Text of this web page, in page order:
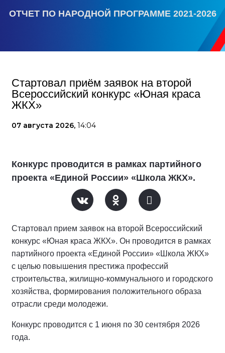
ОТЧЕТ ПО НАРОДНОЙ ПРОГРАММЕ 2021-2026
Стартовал приём заявок на второй
Всероссийский конкурс «Юная краса
ЖКХ»
07 августа 2026, 14:04
Конкурс проводится в рамках партийного
проекта «Единой России» «Школа ЖКХ».
Стартовал прием заявок на второй Всероссийский
конкурс «Юная краса ЖКХ». Он проводится в рамках
партийного проекта «Единой России» «Школа ЖКХ»
с целью повышения престижа профессий
строительства, жилищно-коммунального и городского
хозяйства, формирования положительного образа
отрасли среди молодежи.
Конкурс проводится с 1 июня по 30 сентября 2026
года.